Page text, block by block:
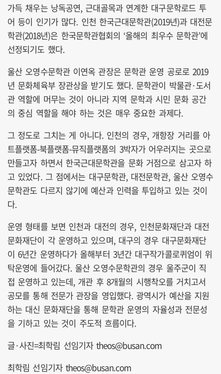
가득 채우는 낭독공연, 근대골목과 연계한 대구문학로드 투
어 등이 인기가 많다. 인천 한국근대문학관(2019년)과 대전문
학관(2018년)은 한국문학관협회의 ‘올해의 최우수 문학관’에
선정되기도 했다.
울산 오영수문학관 이연옥 관장은 문학관 운영 공로로 2019
년 문화체육부 장관상을 받기도 했다. 문학관이 박물관·도서
관 역할에 머무는 것이 아니라 지역 문학과 시민 문화 공간
의 중심 역할을 해야 하는 것은 매우 중요한 과제다.
그 정도로 그치는 게 아니다. 인천의 경우, 개항장 거리를 아
트플랫폼-북플랫폼-뮤직플랫폼의 3박자가 어우러지는 곳으로
만들고자 하면서 한국근대문학관을 문화 거점으로 삼고자 하
고 있었다. 그 점에서는 대구문학관, 대전문학관, 울산 오영수
문학관도 다르지 않기에 예산과 인력을 투입하고 있는 것이
다.
운영 형태를 보면 인천과 대전의 경우, 인천문화재단과 대전
문화재단이 각 운영하고 있으며, 대구의 경우 대구문화재단
이 6년간 운영하다가 올해부터 3년간 대구작가콜로퀴엄이 위
탁운영에 들어갔다. 울산 오영수문학관의 경우 울주군이 직
접 운영하고 있는데, 개관 후 8개월의 시행착오를 거치고서
공모를 통해 전문가 관장을 영입했다. 광역시가 예산을 지원
하는 대신 문화재단을 통해 문학관 운영의 자율성과 전문성
을 기하고 있는 것이 주도적 흐름이다.
글·사진=최학림 선임기자 theos@busan.com
최학림 선임기자 theos@busan.com